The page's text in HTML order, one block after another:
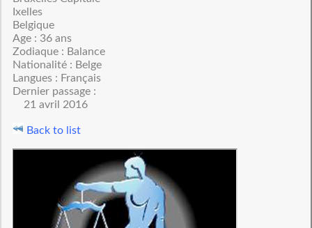
Ixelles
Belgique
Age : 36 ans
Zodiaque : Balance
Nationalité : Belge
Langues : Français
Dernier passage :
21 avril 2016
Back to list